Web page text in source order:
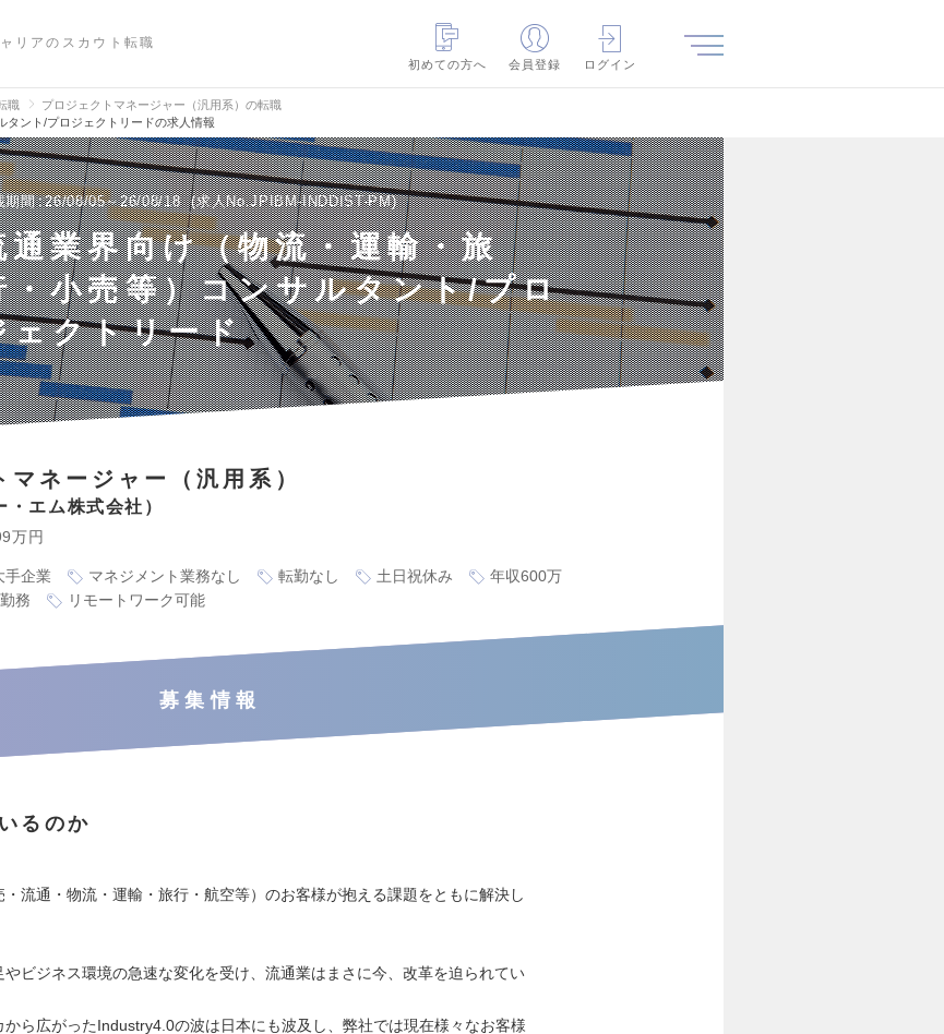
リアのスカウト転職
初めての方へ
会員登録 ログイン
職
プロジェクトマネージャー（汎用系）の転職
タント/プロジェクトリードの求人情報
期間 26/08/05～26/08/18 求人No.JPIBM-INDDIST-PM
通業界向け（物流・運輸・旅
・小売等）コンサルタント/プロ
ェクトリード
マネージャー（汎用系）
・エム株式会社
万円
手企業 マネジメント業務なし 転勤なし 土日祝休み
年収600万
務 リモートワーク可能
募集情報
るのか
・流通・物流・運輸・旅行・航空等）のお客様が抱える課題をともに解決し
やビジネス環境の急速な変化を受け、流通業はまさに今、改革を迫られてい
から広がったIndustry4.0の波は日本にも波及し、弊社では現在様々なお客様